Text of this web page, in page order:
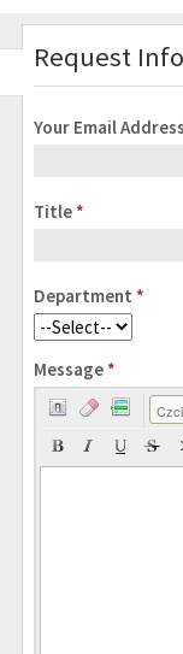
Request
Your Email Address
Title *
Department *
Message *